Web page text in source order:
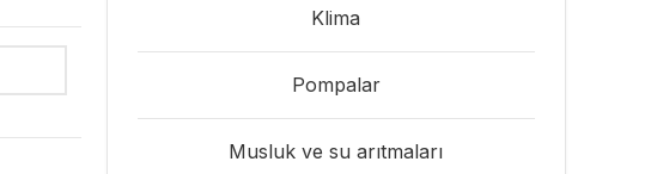
Klima
Pompalar
Musluk ve su arıtmaları